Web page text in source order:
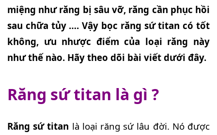
miệng như răng bị sâu vỡ, răng cần phục hồi
sau chữa tủy …. Vậy bọc răng sứ titan có tốt
không, ưu nhược điểm của loại răng này
như thế nào. Hãy theo dõi bài viết dưới đây.
Răng sứ titan là gì ?
Răng sứ titan là loại răng sứ lâu đời. Nó được